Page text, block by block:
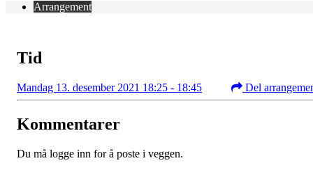
Arrangement
Tid
Mandag 13. desember 2021 18:25 - 18:45 Del
Kommentarer
Du må logge inn for å poste i veggen.